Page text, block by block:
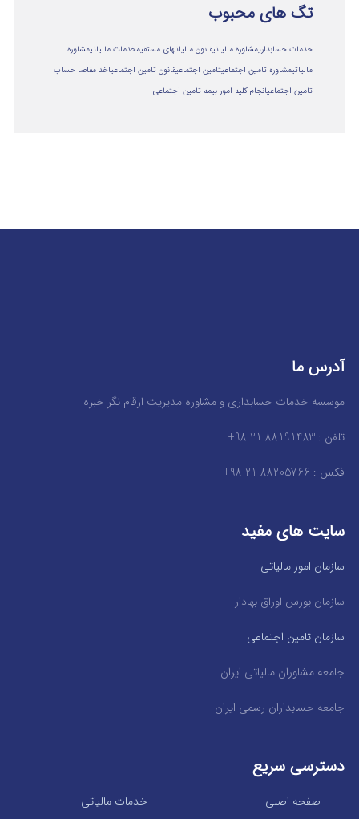
تگ های محبوب
خدمات حسابداریمشاوره مالیاتیقانون مالیاتهای مستقیمخدمات مالیاتیمشاوره
مالياتيمشاوره تامین اجتماعیتامین اجتماعیقانون تامین اجتماعیاخذ مفاصا حساب
تامین اجتماعیانجام کلیه امور بیمه تامین اجتماعی
آدرس ما
موسسه خدمات حسابداری و مشاوره مدیریت ارقام نگر خبره
تلفن : 88191483 21 98+
فکس : 88205766 21 98+
سایت های مفید
سازمان امور مالیاتی
سازمان بورس اوراق بهادار
سازمان تامین اجتماعی
جامعه مشاوران مالیاتی ایران
جامعه حسابداران رسمی ایران
دسترسی سریع
خدمات مالیاتی صفحه اصلی